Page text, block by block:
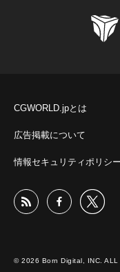
CGWORLD.jpとは
広告掲載について
情報セキュリティポリシー
© 2026 Born Digital, INC. ALL